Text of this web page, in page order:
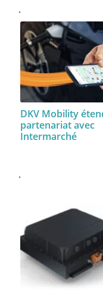
DKV Mobility
partenariat avec
Intermarché